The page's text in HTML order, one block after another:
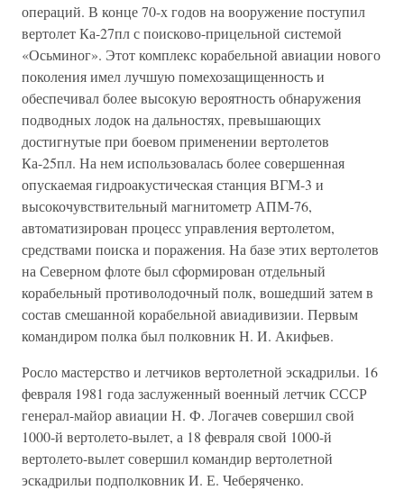
операций. В конце 70-х годов на вооружение поступил
вертолет Ка-27пл с поисково-прицельной системой
«Осьминог». Этот комплекс корабельной авиации нового
поколения имел лучшую помехозащищенность и
обеспечивал более высокую вероятность обнаружения
подводных лодок на дальностях, превышающих
достигнутые при боевом применении вертолетов
Ка-25пл. На нем использовалась более совершенная
опускаемая гидроакустическая станция ВГМ-3 и
высокочувствительный магнитометр АПМ-76,
автоматизирован процесс управления вертолетом,
средствами поиска и поражения. На базе этих вертолетов
на Северном флоте был сформирован отдельный
корабельный противолодочный полк, вошедший затем в
состав смешанной корабельной авиадивизии. Первым
командиром полка был полковник Н. И. Акифьев.
Росло мастерство и летчиков вертолетной эскадрильи. 16
февраля 1981 года заслуженный военный летчик СССР
генерал-майор авиации Н. Ф. Логачев совершил свой
1000-й вертолето-вылет, а 18 февраля свой 1000-й
вертолето-вылет совершил командир вертолетной
эскадрильи подполковник И. Е. Чеберяченко.